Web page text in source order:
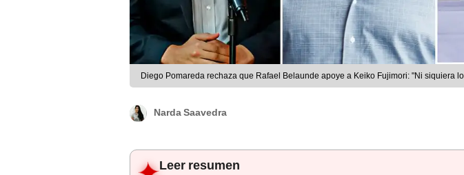
Diego Pomareda rechaza que Rafael Belaunde apoye a Keiko Fujimori: "Ni siquiera
Narda Saavedra
Leer resumen